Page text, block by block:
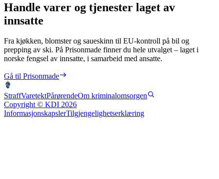
Handle varer og tjenester laget av
innsatte
Fra kjøkken, blomster og saueskinn til EU-kontroll på bil og
prepping av ski. På Prisonmade finner du hele utvalget – laget i
norske fengsel av innsatte, i samarbeid med ansatte.
Gå til Prisonmade
StraffVaretektPårørendeOm kriminalomsorgen
Copyright © KDI 2026
InformasjonskapslerTilgjengelighetserklæring